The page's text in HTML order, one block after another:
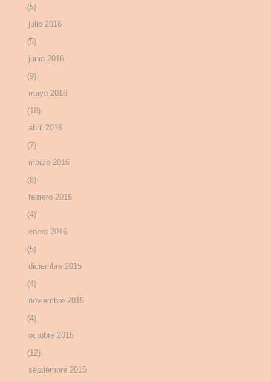
(5)
julio 2016
(5)
junio 2016
(9)
mayo 2016
(18)
abril 2016
(7)
marzo 2016
(8)
febrero 2016
(4)
enero 2016
(5)
diciembre 2015
(4)
noviembre 2015
(4)
octubre 2015
(12)
septiembre 2015